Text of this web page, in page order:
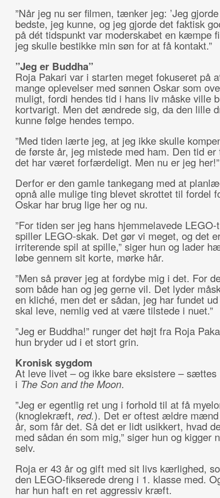
”Når jeg nu ser filmen, tænker jeg: ’Jeg
bedste, jeg kunne, og jeg gjorde det faktisk
på dét tidspunkt var moderskabet en kæmpe
jeg skulle bestikke min søn for at få kontakt.”
”Jeg er Buddha”
Roja Pakari var i starten meget fokuseret på
mange oplevelser med sønnen Oskar som
muligt, fordi hendes tid i hans liv måske ville
kortvarigt. Men det ændrede sig, da den lille
kunne følge hendes tempo.
”Med tiden lærte jeg, at jeg ikke skulle
de første år, jeg mistede med ham. Den tid er
det har været forfærdeligt. Men nu er jeg her!”
Derfor er den gamle tankegang med at
opnå alle mulige ting blevet skrottet til fordel
Oskar har brug lige her og nu.
”For tiden ser jeg hans hjemmelavede LEGO-
spiller LEGO-skak. Det gør vi meget, og det
irriterende spil at spille,” siger hun og lader
løbe gennem sit korte, mørke hår.
”Men så prøver jeg at fordybe mig i det. For
som både han og jeg gerne vil. Det lyder
en kliché, men det er sådan, jeg har fundet
skal leve, nemlig ved at være tilstede i nuet.”
”Jeg er Buddha!” runger det højt fra Roja
hun bryder ud i et stort grin.
Kronisk sygdom
At leve livet – og ikke bare eksistere – sættes
i The Son and the Moon.
”Jeg er egentlig ret ung i forhold til at få
(knoglekræft, red.). Det er oftest ældre mænd
år, som får det. Så det er lidt usikkert, hvad
med sådan én som mig,” siger hun og kigger
selv.
Roja er 43 år og gift med sit livs kærlighed,
den LEGO-fikserede dreng i 1. klasse med.
har hun haft en ret aggressiv kræft.